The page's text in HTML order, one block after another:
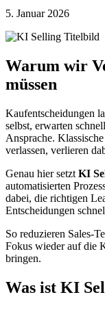
5. Januar 2026
Warum wir
müssen
Kaufentscheidungen
selbst, erwarten
Ansprache.
verlassen, verlieren
Genau hier setzt KI
automatisierten
dabei, die richtigen
Entscheidungen
So reduzieren Sales-
Fokus wieder auf die
bringen.
Was ist KI